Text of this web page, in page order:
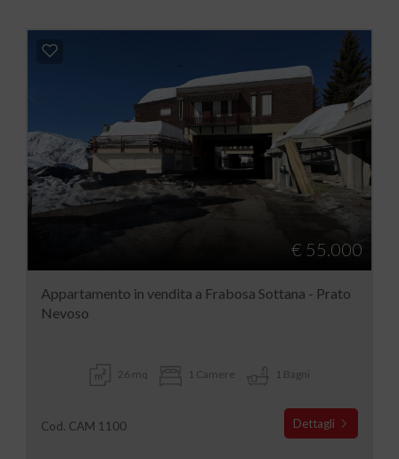
€ 55.000
Appartamento in vendita a Frabosa Sottana - Prato
Nevoso
26 mq 1 Camere 1 Bagni
Cod. CAM 1100 Dettagli